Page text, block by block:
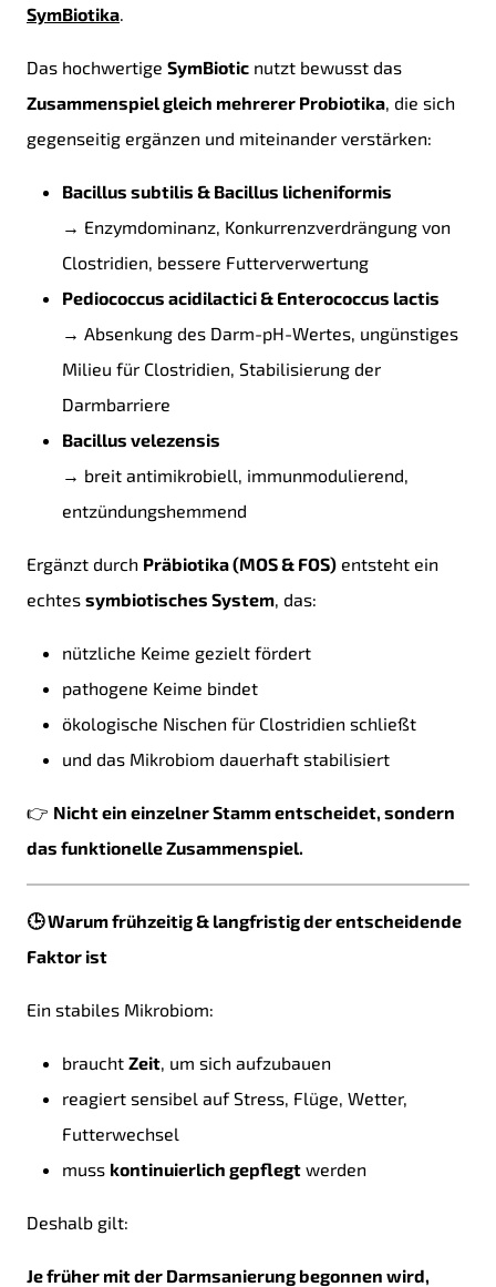
SymBiotika
Das hochwertige SymBiotic nutzt bewusst das
Zusammenspiel gleich mehrerer Probiotika , die sich
gegenseitig ergänzen und miteinander verstärken:
Bacillus subtilis & Bacillus licheniformis
→ Enzymdominanz, Konkurrenzverdrängung von
Clostridien, bessere Futterverwertung
Pediococcus acidilactici & Enterococcus lactis
→ Absenkung des Darm-pH-Wertes, ungünstiges
Milieu für Clostridien, Stabilisierung der
Darmbarriere
Bacillus velezensis
→ breit antimikrobiell, immunmodulierend,
entzündungshemmend
Ergänzt durch Präbiotika (MOS & FOS) entsteht ein
echtes symbiotisches System , das:
nützliche Keime gezielt fördert
pathogene Keime bindet
ökologische Nischen für Clostridien schließt
und das Mikrobiom dauerhaft stabilisiert
👉 Nicht ein einzelner Stamm entscheidet, sondern
das funktionelle Zusammenspiel.
🕒 Warum frühzeitig & langfristig der entscheidende
Faktor ist
Ein stabiles Mikrobiom:
braucht Zeit , um sich aufzubauen
reagiert sensibel auf Stress, Flüge, Wetter,
Futterwechsel
muss kontinuierlich gepflegt werden
Deshalb gilt:
Je früher mit der Darmsanierung begonnen wird,